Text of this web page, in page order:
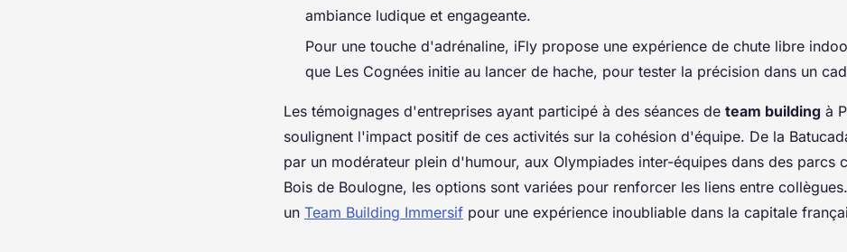
ambiance ludique et engageante.
Pour une touche d'adrénaline, iFly propose une expérience de chute libre
que Les Cognées initie au lancer de hache, pour tester la précision dans un
Les témoignages d'entreprises ayant participé à des séances de team building à
soulignent l'impact positif de ces activités sur la cohésion d'équipe. De la
par un modérateur plein d'humour, aux Olympiades inter-équipes dans des parcs
Bois de Boulogne, les options sont variées pour renforcer les liens entre
un Team Building Immersif pour une expérience inoubliable dans la capitale